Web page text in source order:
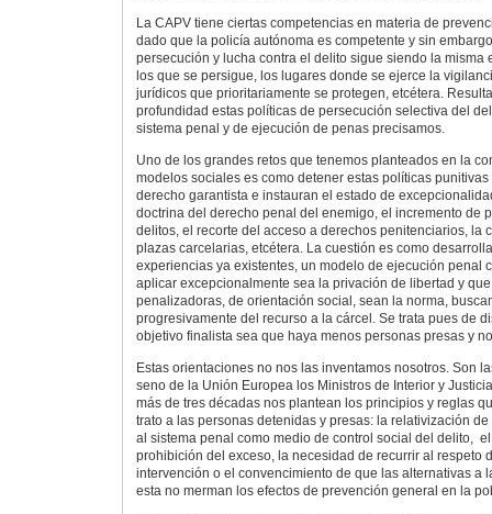
La CAPV tiene ciertas competencias en materia de
dado que la policía autónoma es competente y sin
persecución y lucha contra el delito sigue siendo la misma
los que se persigue, los lugares donde se ejerce la
jurídicos que prioritariamente se protegen, etcétera.
profundidad estas políticas de persecución selectiva del
sistema penal y de ejecución de penas precisamos.
Uno de los grandes retos que tenemos planteados en la
modelos sociales es como detener estas políticas
derecho garantista e instauran el estado de
doctrina del derecho penal del enemigo, el incremento de
delitos, el recorte del acceso a derechos penitenciarios, la
plazas carcelarias, etcétera. La cuestión es como
experiencias ya existentes, un modelo de ejecución penal
aplicar excepcionalmente sea la privación de libertad y
penalizadoras, de orientación social, sean la norma,
progresivamente del recurso a la cárcel. Se trata pues de
objetivo finalista sea que haya menos personas presas y
Estas orientaciones no nos las inventamos nosotros. Son
seno de la Unión Europea los Ministros de Interior y
más de tres décadas nos plantean los principios y reglas
trato a las personas detenidas y presas: la relativización
al sistema penal como medio de control social del delito,
prohibición del exceso, la necesidad de recurrir al respeto
intervención o el convencimiento de que las alternativas a
esta no merman los efectos de prevención general en la